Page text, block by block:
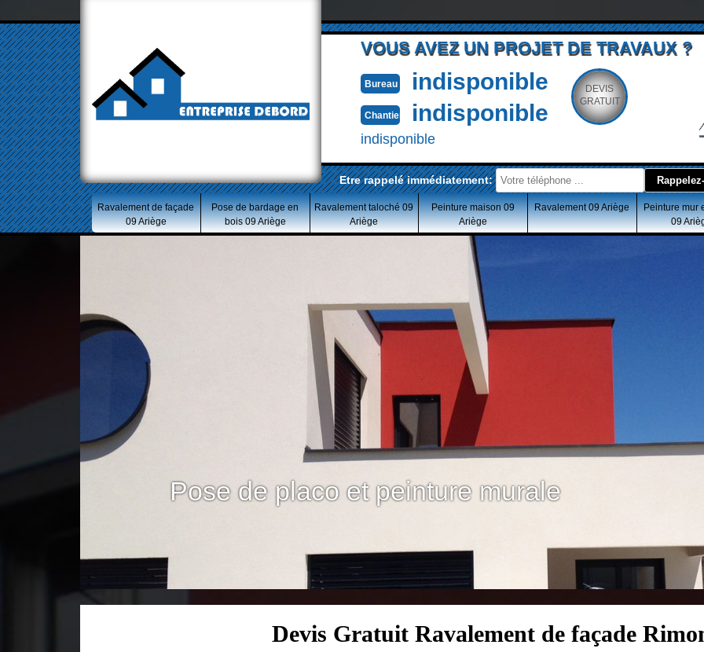
VOUS AVEZ UN PROJET DE TRAVAUX ?
Bureau indisponible
Chantier indisponible
indisponible
DEVIS
GRATUIT
Etre rappelé immédiatement:
Ravalement de façade
09 Ariège
Pose de bardage en
bois 09 Ariège
Ravalement taloché 09
Ariège
Peinture maison 09
Ariège
Ravalement 09 Ariège
Peinture mur
09
Pose de placo et peinture murale
Devis Gratuit Ravalement de façade